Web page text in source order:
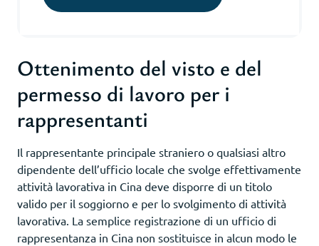
Ottenimento del visto e del
permesso di lavoro per i
rappresentanti
Il rappresentante principale straniero o qualsiasi altro
dipendente dell’ufficio locale che svolge effettivamente
attività lavorativa in Cina deve disporre di un titolo
valido per il soggiorno e per lo svolgimento di attività
lavorativa. La semplice registrazione di un ufficio di
rappresentanza in Cina non sostituisce in alcun modo le